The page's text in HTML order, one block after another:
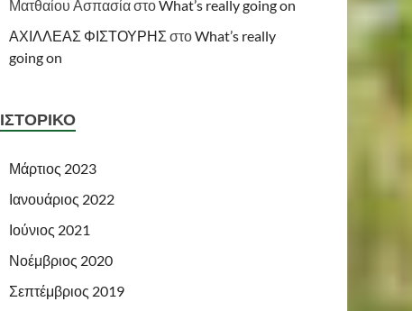
Ματθαίου ΑσπασίαστοWhat’s really going on
ΑΧΙΛΛΕΑΣ ΦΙΣΤΟΥΡΗΣ στοWhat’s really
going on
ΙΣΤΟΡΙΚΌ
Μάρτιος 2023
Ιανουάριος 2022
Ιούνιος 2021
Νοέμβριος 2020
Σεπτέμβριος 2019